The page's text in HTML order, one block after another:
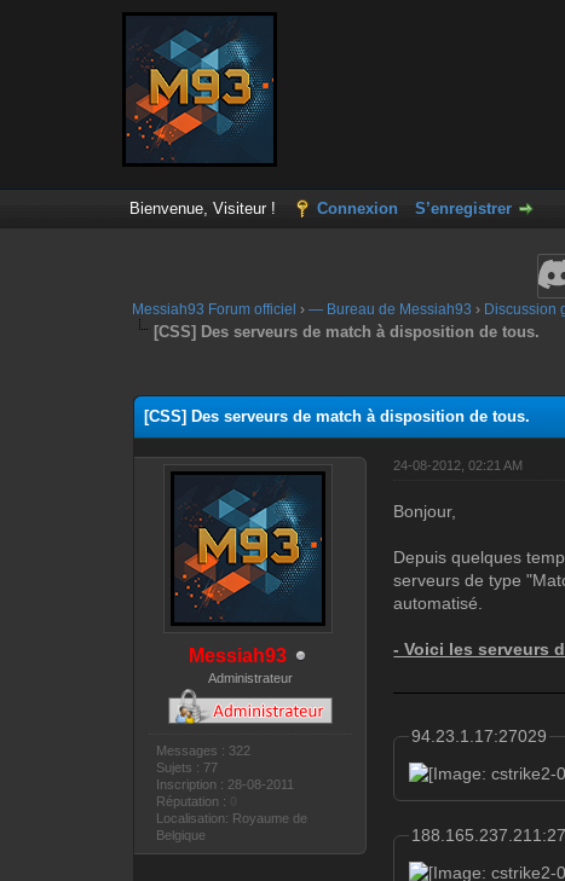
Bienvenue, Visiteur ! Connexion S’enregistrer
Messiah93 Forum officiel ›— Bureau de Messiah93 › Discussion
[CSS] Des serveurs de match à disposition de tous.
[CSS] Des serveurs de match à disposition de tous.
Messiah93
Administrateur
Messages : 322
Sujets : 77
Inscription : 28-08-2011
Réputation :
Localisation: Royaume de
Belgique
24-08-2012, 02:21 AM
Bonjour,
Depuis quelques
serveurs de type
automatisé.
- Voici les serveurs
94.23.1.17:27029